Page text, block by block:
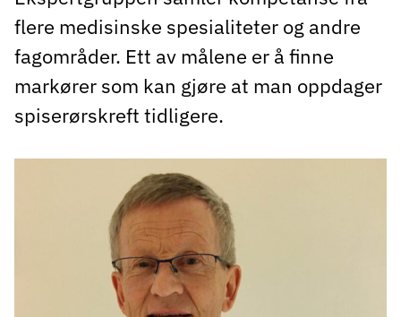
flere medisinske spesialiteter og andre
fagområder. Ett av målene er å finne
markører som kan gjøre at man oppdager
spiserørskreft tidligere.